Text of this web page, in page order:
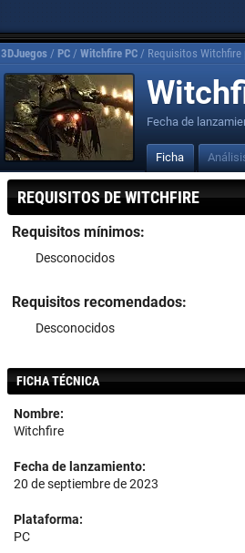
3DJuegos / PC / Witchfire PC / Requisitos Witchfire
Fecha de
Ficha
REQUISITOS DE WITCHFIRE
Requisitos mínimos:
Desconocidos
Requisitos recomendados:
Desconocidos
FICHA TÉCNICA
Nombre:
Witchfire
Fecha de lanzamiento:
20 de septiembre de 2023
Plataforma:
PC